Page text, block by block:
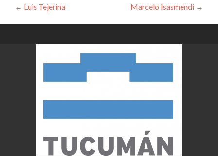
Navegación
de
entradas
← Luis Tejerina Marcelo Isasmendi →